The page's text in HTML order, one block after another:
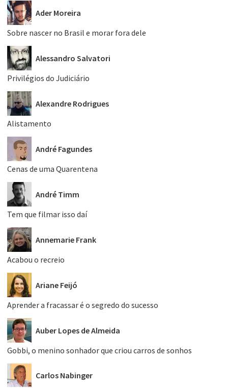
Ader Moreira
Sobre nascer no Brasil e morar fora dele
Alessandro Salvatori
Privilégios do Judiciário
Alexandre Rodrigues
Alistamento
André Fagundes
Cenas de uma Quarentena
André Timm
Tem que filmar isso daí
Annemarie Frank
Acabou o recreio
Ariane Feijó
Aprender a fracassar é o segredo do sucesso
Auber Lopes de Almeida
Gobbi, o menino sonhador que criou carros de sonhos
Carlos Nabinger